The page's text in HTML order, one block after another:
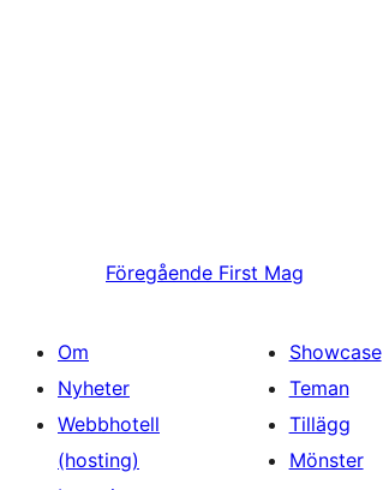
Föregående First Mag
Om
Nyheter
Webbhotell
(hosting)
Showcase
Teman
Tillägg
Mönster